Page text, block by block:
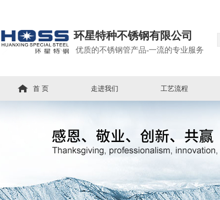
环星特种不锈钢有限公司
优质的不锈钢管产品-一流的专业服务
首 页 走进我们 工艺流程